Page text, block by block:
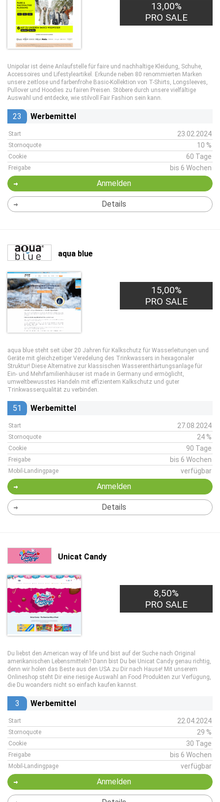
13,00%
PRO SALE
Unipolar ist deine Anlaufstelle für faire und nachhaltige Kleidung, Schuhe,
Accessoires und Lifestyleartikel. Erkunde neben 80 renommierten Marken
unsere zeitlose und farbenfrohe Basic-Kollektion von T-Shirts, Longsleeves,
Pullover und Hoodies zu fairen Preisen. Stöbere durch unsere vielfältige
Auswahl und entdecke, wie stilvoll Fair Fashion sein kann.
23 Werbemittel
Start 23.02.2024
Stornoquote 10 %
Cookie 60 Tage
Freigabe bis 6 Wochen
Anmelden
Details
aqua blue
10,00€
PRO LEAD
15,00%
PRO SALE
aqua blue steht seit über 20 Jahren für Kalkschutz für Wasserleitungen und
Geräte mit gleichzeitiger Veredelung des Trinkwassers in hexagonaler
Struktur! Diese Alternative zur klassischen Wasserenthärtungsanlage für
Ein- und Mehrfamilienhäuser ist made in Germany und ermöglicht,
umweltbewusstes Handeln mit effizientem Kalkschutz und guter
Trinkwasserqualität zu verbinden.
51 Werbemittel
Start 27.08.2024
Stornoquote 24 %
Cookie 90 Tage
Freigabe bis 6 Wochen
Mobil-Landingpage verfügbar
Anmelden
Details
Unicat Candy
8,50%
PRO SALE
Du liebst den American way of life und bist auf der Suche nach Original
amerikanischen Lebensmitteln? Dann bist Du bei Unicat Candy genau richtig,
denn wir holen das Beste aus den USA zu Dir nach Hause! Mit unserem
Onlineshop steht Dir eine riesige Auswahl an Food Produkten zur Verfügung,
die Du woanders nicht so einfach kaufen kannst.
3 Werbemittel
Start 22.04.2024
Stornoquote 29 %
Cookie 30 Tage
Freigabe bis 6 Wochen
Mobil-Landingpage verfügbar
Anmelden